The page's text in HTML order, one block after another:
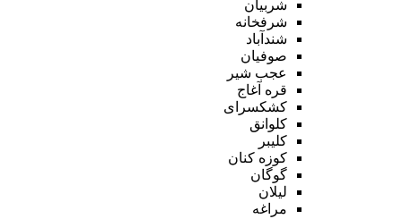
شربیان
شرفخانه
شندآباد
صوفیان
عجب شیر
قره آغاج
کشکسرای
کلوانق
کلیبر
کوزه کنان
گوگان
لیلان
مراغه